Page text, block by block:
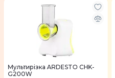
Мультирізка ARDESTO CHK-
G200W